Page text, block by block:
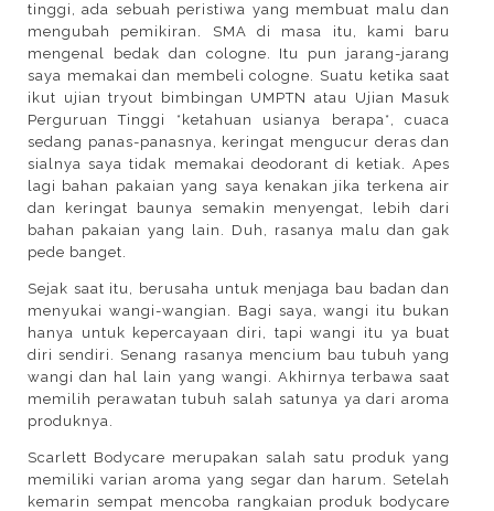
tinggi, ada sebuah peristiwa yang membuat malu dan
mengubah pemikiran. SMA di masa itu, kami baru
mengenal bedak dan cologne. Itu pun jarang-jarang
saya memakai dan membeli cologne. Suatu ketika saat
ikut ujian tryout bimbingan UMPTN atau Ujian Masuk
Perguruan Tinggi *ketahuan usianya berapa*, cuaca
sedang panas-panasnya, keringat mengucur deras dan
sialnya saya tidak memakai deodorant di ketiak. Apes
lagi bahan pakaian yang saya kenakan jika terkena air
dan keringat baunya semakin menyengat, lebih dari
bahan pakaian yang lain. Duh, rasanya malu dan gak
pede banget.
Sejak saat itu, berusaha untuk menjaga bau badan dan
menyukai wangi-wangian. Bagi saya, wangi itu bukan
hanya untuk kepercayaan diri, tapi wangi itu ya buat
diri sendiri. Senang rasanya mencium bau tubuh yang
wangi dan hal lain yang wangi. Akhirnya terbawa saat
memilih perawatan tubuh salah satunya ya dari aroma
produknya.
Scarlett Bodycare merupakan salah satu produk yang
memiliki varian aroma yang segar dan harum. Setelah
kemarin sempat mencoba rangkaian produk bodycare